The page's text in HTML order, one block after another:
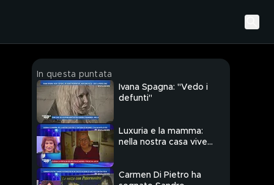
In questa puntata
Ivana Spagna: "Vedo i
defunti"
Luxuria e la mamma:
nella nostra casa vive
Carmen Di Pietro ha